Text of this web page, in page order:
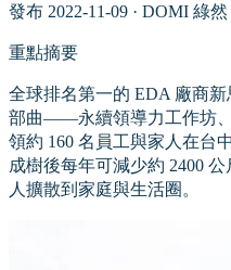
發布 2022-11-09 · DOMI 綠然
重點摘要
全球排名第一的 EDA 廠商
部曲——永續領導力工作坊
領約 160 名員工與家人在台
成樹後每年可減少約 2400
人擴散到家庭與生活圈。